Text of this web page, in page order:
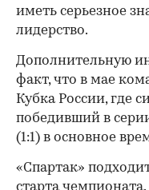
иметь серьезное
лидерство.
Дополнительную
факт, что в мае
Кубка России, где
победивший в
(1:1) в основное
«Спартак»
старта